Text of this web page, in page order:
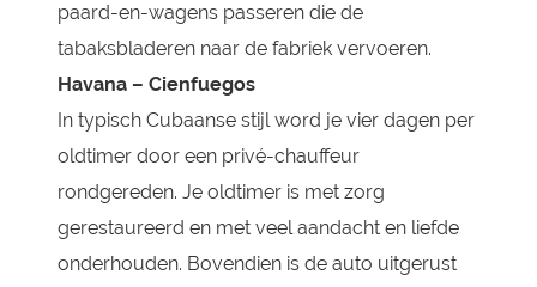
paard-en-wagens passeren die de
tabaksbladeren naar de fabriek vervoeren.
Havana – Cienfuegos
In typisch Cubaanse stijl word je vier dagen per
oldtimer door een privé-chauffeur
rondgereden. Je oldtimer is met zorg
gerestaureerd en met veel aandacht en liefde
onderhouden. Bovendien is de auto uitgerust